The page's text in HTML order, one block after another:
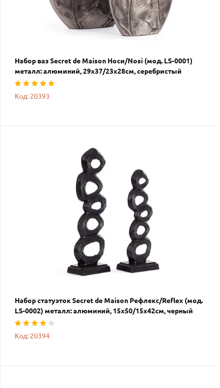
Набор ваз Secret de Maison Носи/Nosi (мод. LS-0001)
металл: алюминий, 29х37/23х28см, серебристый
Код: 20393
Набор статуэток Secret de Maison Рефлекс/Reflex (мод.
LS-0002) металл: алюминий, 15х50/15х42см, черный
Код: 20394